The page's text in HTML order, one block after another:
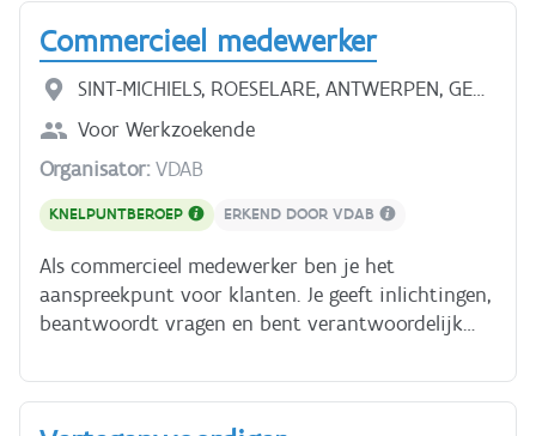
Commercieel medewerker
SINT-MICHIELS, ROESELARE, ANTWERPEN, GENT,
HEVERLEE, GENK
Voor Werkzoekende
Organisator:VDAB
KNELPUNTBEROEP ERKEND DOOR VDAB
Als commercieel medewerker ben je het
aanspreekpunt voor klanten. Je geeft inlichtingen,
beantwoordt vragen en bent verantwoordelijk
verdeelt documentatie, folders en stalen en maakt
offertes op. Naast mail en telefoon gebruik je ook